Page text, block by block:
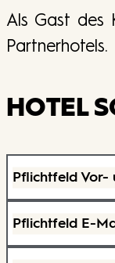
Als Gast des
HOTEL
Pflichtfeld Vor-
Pflichtfeld E-